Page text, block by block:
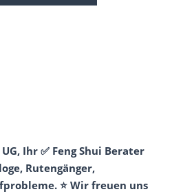
Ihr ✅ Feng Shui Berater
Rutengänger,
⭐ Wir freuen uns